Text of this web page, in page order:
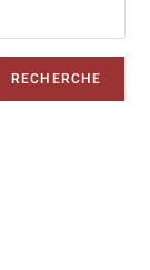
RECHERCHE